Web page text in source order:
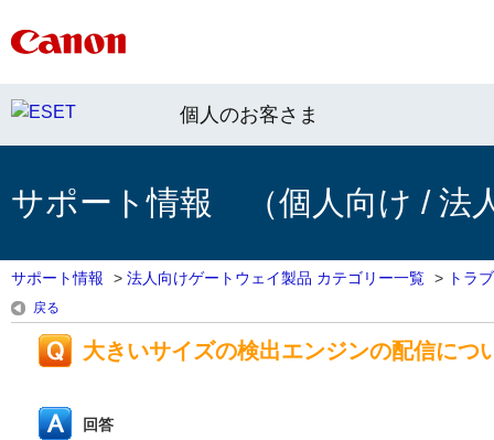
個人のお客さま
サポート情報 （個人向け / 法
サポート情報 > 法人向けゲートウェイ製品 カテゴリー一覧 > トラ
戻る
大きいサイズの検出エンジンの配信につ
回答